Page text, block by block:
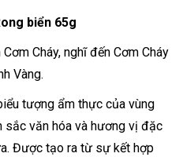
biển 65g
Cháy, nghĩ đến Cơm Cháy
Vàng.
tượng ẩm thực của vùng
sắc văn hóa và hương vị đặc
Được tạo ra từ sự kết hợp